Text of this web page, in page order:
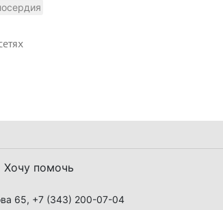
Хочу помочь
65, +7 (343) 200-07-04